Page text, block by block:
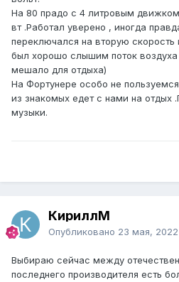
На 80 прадо с 4 литровым движком
вт .Работал уверено , иногда
переключался на вторую скорость
был хорошо слышим поток
мешало для отдыха)
На Фортунере особо не
из знакомых едет с нами на отдых
музыки.
КириллМ
Опубликовано 23 мая, 2022
Выбираю сейчас между
последнего производителя есть